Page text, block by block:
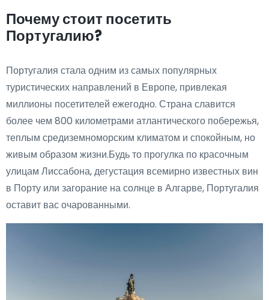
Почему стоит посетить
Португалию?
Португалия стала одним из самых популярных
туристических направлений в Европе, привлекая
миллионы посетителей ежегодно. Страна славится
более чем 800 километрами атлантического побережья,
теплым средиземноморским климатом и спокойным, но
живым образом жизни.Будь то прогулка по красочным
улицам Лиссабона, дегустация всемирно известных вин
в Порту или загорание на солнце в Алгарве, Португалия
оставит вас очарованными.